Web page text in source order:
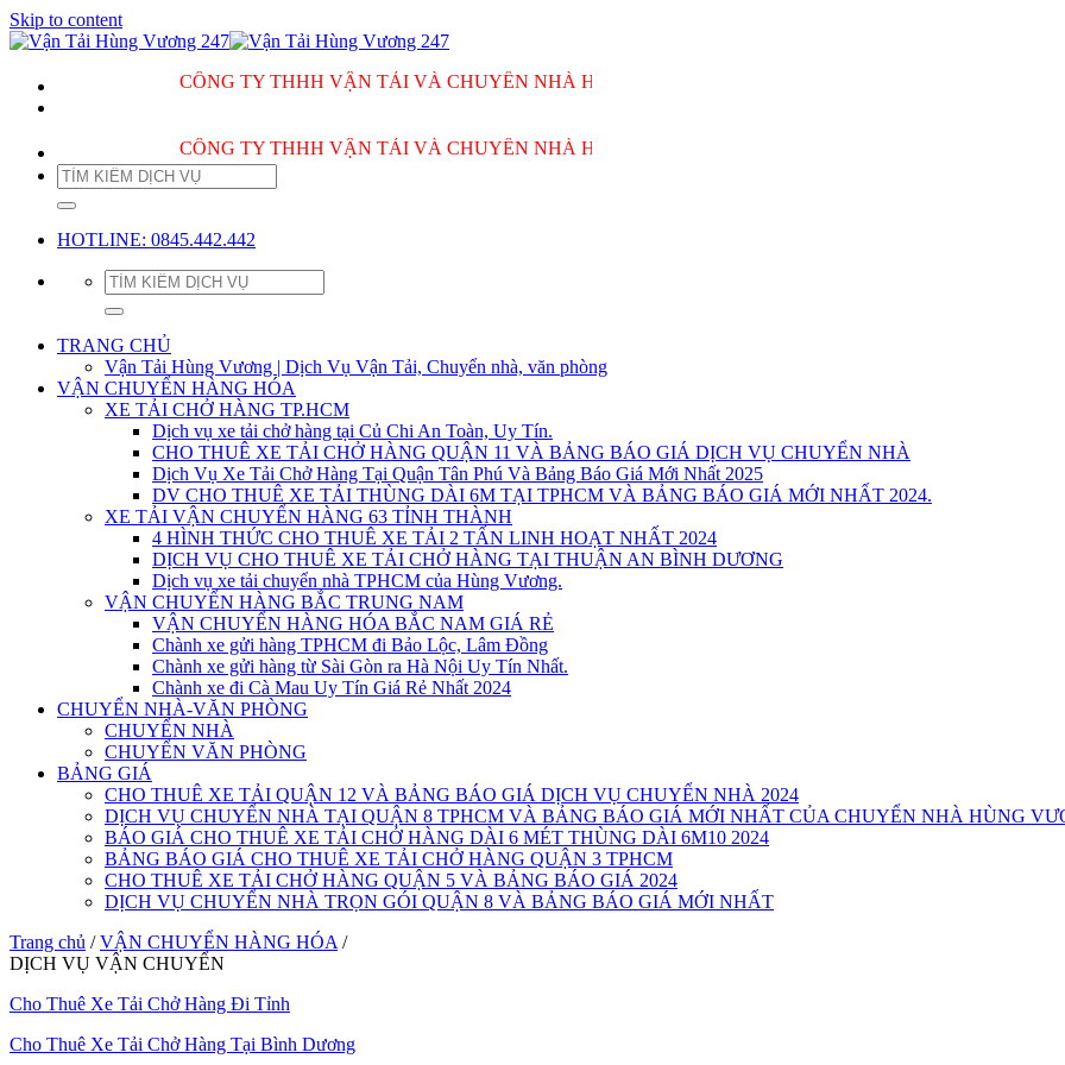
Skip to content
CÔNG TY THHH VẬN TẢI VÀ CHUYỂN NHÀ HÙNG VƯƠNG PHỤC VỤ 24/7
CÔNG TY THHH VẬN TẢI VÀ CHUYỂN NHÀ HÙNG VƯƠNG PHỤC VỤ 24/7
HOTLINE: 0845.442.442
TRANG CHỦ
Vận Tải Hùng Vương | Dịch Vụ Vận Tải, Chuyển nhà, văn phòng
VẬN CHUYỂN HÀNG HÓA
XE TẢI CHỞ HÀNG TP.HCM
Dịch vụ xe tải chở hàng tại Củ Chi An Toàn, Uy Tín.
CHO THUÊ XE TẢI CHỞ HÀNG QUẬN 11 VÀ BẢNG BÁO GIÁ DỊCH VỤ CHUYỂN NHÀ
Dịch Vụ Xe Tải Chở Hàng Tại Quận Tân Phú Và Bảng Báo Giá Mới Nhất 2025
DV CHO THUÊ XE TẢI THÙNG DÀI 6M TẠI TPHCM VÀ BẢNG BÁO GIÁ MỚI NHẤT 2024.
XE TẢI VẬN CHUYỂN HÀNG 63 TỈNH THÀNH
4 HÌNH THỨC CHO THUÊ XE TẢI 2 TẤN LINH HOẠT NHẤT 2024
DỊCH VỤ CHO THUÊ XE TẢI CHỞ HÀNG TẠI THUẬN AN BÌNH DƯƠNG
Dịch vụ xe tải chuyển nhà TPHCM của Hùng Vương.
VẬN CHUYỂN HÀNG BẮC TRUNG NAM
VẬN CHUYỂN HÀNG HÓA BẮC NAM GIÁ RẺ
Chành xe gửi hàng TPHCM đi Bảo Lộc, Lâm Đồng
Chành xe gửi hàng từ Sài Gòn ra Hà Nội Uy Tín Nhất.
Chành xe đi Cà Mau Uy Tín Giá Rẻ Nhất 2024
CHUYỂN NHÀ-VĂN PHÒNG
CHUYỂN NHÀ
CHUYỂN VĂN PHÒNG
BẢNG GIÁ
CHO THUÊ XE TẢI QUẬN 12 VÀ BẢNG BÁO GIÁ DỊCH VỤ CHUYỂN NHÀ 2024
DỊCH VỤ CHUYỂN NHÀ TẠI QUẬN 8 TPHCM VÀ BẢNG BÁO GIÁ MỚI NHẤT CỦA CHUYỂN NHÀ HÙNG
BÁO GIÁ CHO THUÊ XE TẢI CHỞ HÀNG DÀI 6 MÉT THÙNG DÀI 6M10 2024
BẢNG BÁO GIÁ CHO THUÊ XE TẢI CHỞ HÀNG QUẬN 3 TPHCM
CHO THUÊ XE TẢI CHỞ HÀNG QUẬN 5 VÀ BẢNG BÁO GIÁ 2024
DỊCH VỤ CHUYỂN NHÀ TRỌN GÓI QUẬN 8 VÀ BẢNG BÁO GIÁ MỚI NHẤT
Trang chủ / VẬN CHUYỂN HÀNG HÓA /
DỊCH VỤ VẬN CHUYỂN
Cho Thuê Xe Tải Chở Hàng Đi Tỉnh
Cho Thuê Xe Tải Chở Hàng Tại Bình Dương